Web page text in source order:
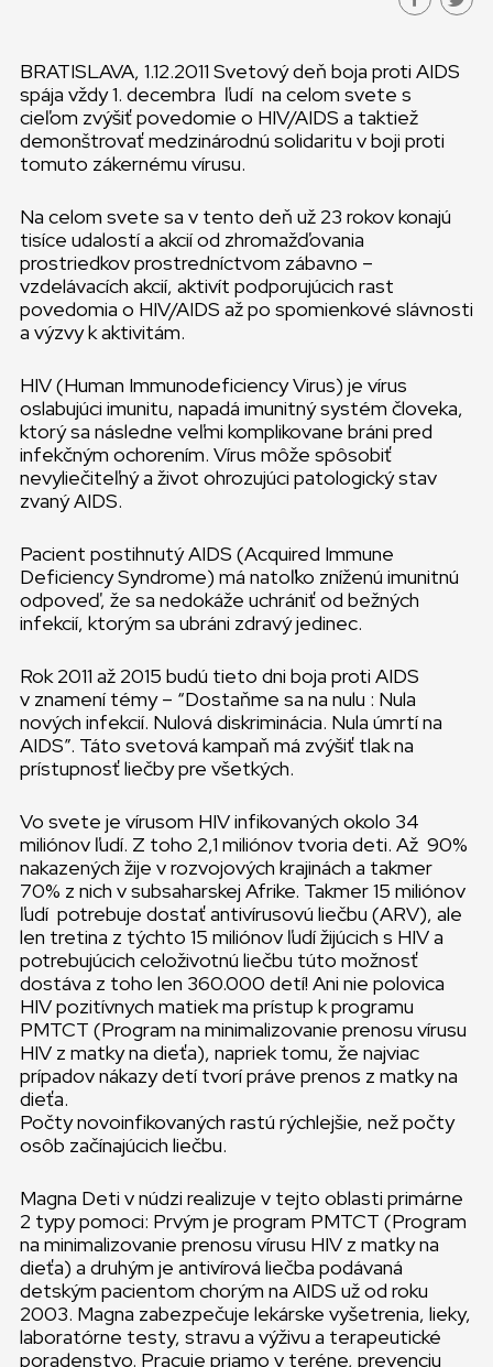
BRATISLAVA, 1.12.2011 Svetový deň boja proti AIDS
spája vždy 1. decembra ľudí na celom svete s
cieľom zvýšiť povedomie o HIV/AIDS a taktiež
demonštrovať medzinárodnú solidaritu v boji proti
tomuto zákernému vírusu.
Na celom svete sa v tento deň už 23 rokov konajú
tisíce udalostí a akcií od zhromažďovania
prostriedkov prostredníctvom zábavno –
vzdelávacích akcií, aktivít podporujúcich rast
povedomia o HIV/AIDS až po spomienkové slávnosti
a výzvy k aktivitám.
HIV (Human Immunodeficiency Virus) je vírus
oslabujúci imunitu, napadá imunitný systém človeka,
ktorý sa následne veľmi komplikovane bráni pred
infekčným ochorením. Vírus môže spôsobiť
nevyliečiteľný a život ohrozujúci patologický stav
zvaný AIDS.
Pacient postihnutý AIDS (Acquired Immune
Deficiency Syndrome) má natoľko zníženú imunitnú
odpoveď, že sa nedokáže uchrániť od bežných
infekcií, ktorým sa ubráni zdravý jedinec.
Rok 2011 až 2015 budú tieto dni boja proti AIDS
v znamení témy – “Dostaňme sa na nulu : Nula
nových infekcií. Nulová diskriminácia. Nula úmrtí na
AIDS”. Táto svetová kampaň má zvýšiť tlak na
prístupnosť liečby pre všetkých.
Vo svete je vírusom HIV infikovaných okolo 34
miliónov ľudí. Z toho 2,1 miliónov tvoria deti. Až 90%
nakazených žije v rozvojových krajinách a takmer
70% z nich v subsaharskej Afrike. Takmer 15 miliónov
ľudí potrebuje dostať antivírusovú liečbu (ARV), ale
len tretina z týchto 15 miliónov ľudí žijúcich s HIV a
potrebujúcich celoživotnú liečbu túto možnosť
dostáva z toho len 360.000 detí! Ani nie polovica
HIV pozitívnych matiek ma prístup k programu
PMTCT (Program na minimalizovanie prenosu vírusu
HIV z matky na dieťa), napriek tomu, že najviac
prípadov nákazy detí tvorí práve prenos z matky na
dieťa.
Počty novoinfikovaných rastú rýchlejšie, než počty
osôb začínajúcich liečbu.
Magna Deti v núdzi realizuje v tejto oblasti primárne
2 typy pomoci: Prvým je program PMTCT (Program
na minimalizovanie prenosu vírusu HIV z matky na
dieťa) a druhým je antivírová liečba podávaná
detským pacientom chorým na AIDS už od roku
2003. Magna zabezpečuje lekárske vyšetrenia, lieky,
laboratórne testy, stravu a výživu a terapeutické
poradenstvo. Pracuje priamo v teréne, prevenciu